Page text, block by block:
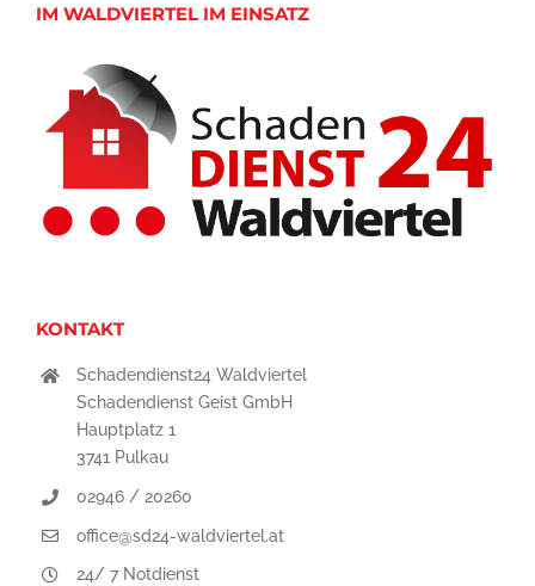
IM WALDVIERTEL IM EINSATZ
KONTAKT
Schadendienst24 Waldviertel
Schadendienst Geist GmbH
Hauptplatz 1
3741 Pulkau
02946 / 20260
office@sd24-waldviertel.at
24/ 7 Notdienst